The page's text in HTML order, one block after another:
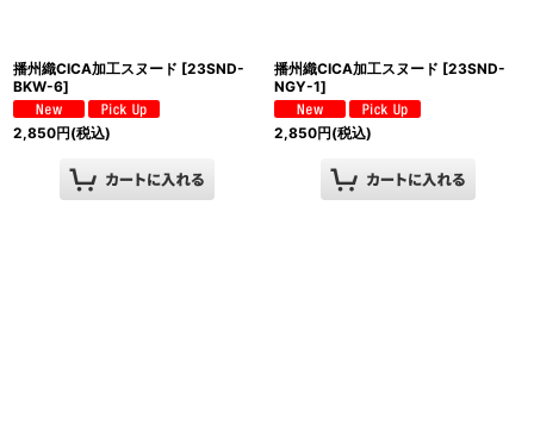
播州織CICA加工スヌード [23SND-
BKW-6]
2,850円(税込)
播州織CICA加工スヌード [23SND-
NGY-1]
2,850円(税込)